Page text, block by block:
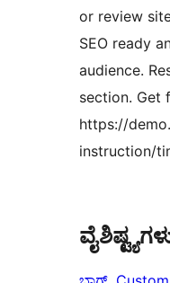
or review
SEO ready
audience.
section. Get
https://
instruction/